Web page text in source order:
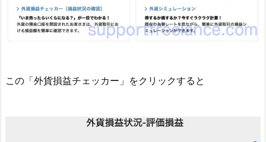
この「外貨損益チェッカー」をクリックすると